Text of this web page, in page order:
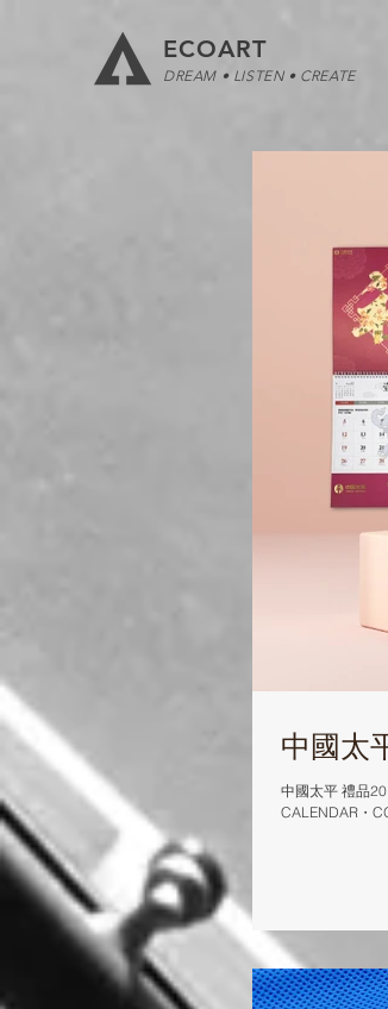
ECOART
DREAM • LISTEN • CREATE
中國太
中國太平 禮品
CALENDAR・